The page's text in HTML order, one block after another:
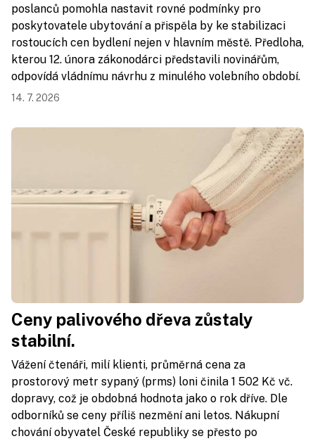
poslanců pomohla nastavit rovné podmínky pro
poskytovatele ubytování a přispěla by ke stabilizaci
rostoucích cen bydlení nejen v hlavním městě. Předloha,
kterou 12. února zákonodárci představili novinářům,
odpovídá vládnímu návrhu z minulého volebního období.
14. 7. 2026
Ceny palivového dřeva zůstaly
stabilní.
Vážení čtenáři, milí klienti, průměrná cena za
prostorový metr sypaný (prms) loni činila 1 502 Kč vč.
dopravy, což je obdobná hodnota jako o rok dříve. Dle
odborníků se ceny příliš nezmění ani letos. Nákupní
chování obyvatel České republiky se přesto po